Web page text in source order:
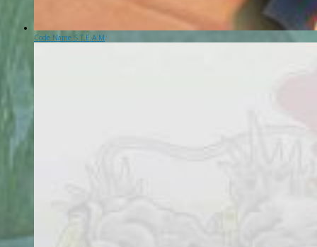
Code Name S.T.E.A.M